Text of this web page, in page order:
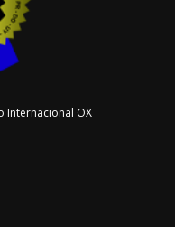
Internacional OX